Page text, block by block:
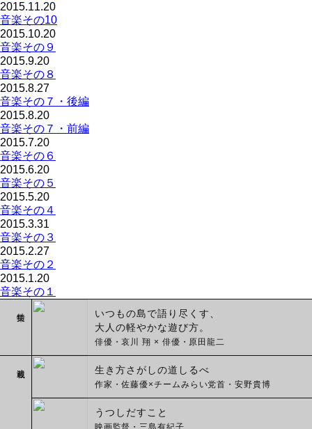
2015.11.20
音楽その10
2015.10.20
音楽その９
2015.9.20
音楽その８
2015.8.27
音楽その７・後編
2015.8.20
音楽その７・前編
2015.7.20
音楽その６
2015.6.20
音楽その５
2015.5.20
音楽その４
2015.3.31
音楽その３
2015.2.27
音楽その２
2015.1.20
音楽その１
いつもの島で語り尽くす、
大人の軽やかな遊び方。
俳優・哀川 翔 × 俳優・原田龍二
生き方さがしの道しるべ
作家・佐藤優×チームみらい党首・安野貴博
うつしだすこと
映画監督・三島有紀子